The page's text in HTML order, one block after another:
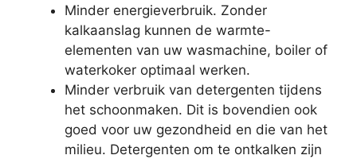
Minder energieverbruik. Zonder
kalkaanslag kunnen de warmte-
elementen van uw wasmachine, boiler of
waterkoker optimaal werken.
Minder verbruik van detergenten tijdens
het schoonmaken. Dit is bovendien ook
goed voor uw gezondheid en die van het
milieu. Detergenten om te ontkalken zijn